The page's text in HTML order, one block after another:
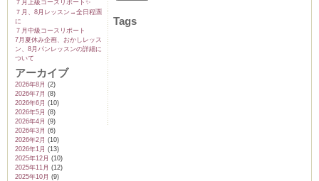
７月上級コースリポート✨️
７月、8月レッスン→全日程🈵
に
７月中級コースリポート
7月夏休み企画、おかしレッス
ン、8月パンレッスンの詳細に
ついて
アーカイブ
2026年8月 (2)
2026年7月 (8)
2026年6月 (10)
2026年5月 (8)
2026年4月 (9)
2026年3月 (6)
2026年2月 (10)
2026年1月 (13)
2025年12月 (10)
2025年11月 (12)
2025年10月 (9)
Tags